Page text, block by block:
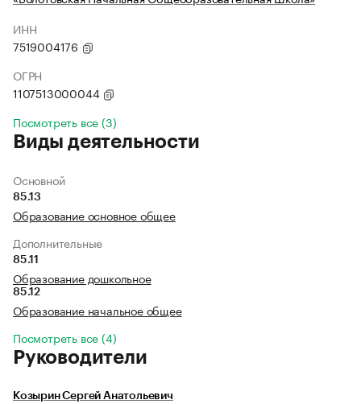
ИНН
7519004176
ОГРН
1107513000044
Посмотреть все (3)
Виды деятельности
Основной
85.13
Образование основное общее
Дополнительные
85.11
Образование дошкольное
85.12
Образование начальное общее
Посмотреть все (4)
Руководители
Козырин Сергей Анатольевич